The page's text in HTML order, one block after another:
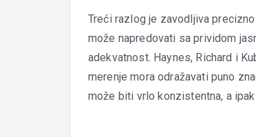
Treći razlog je zavodljiva
može napredovati sa prividom
adekvatnost. Haynes, Richard i
merenje mora odražavati puno
može biti vrlo konzistentna, a